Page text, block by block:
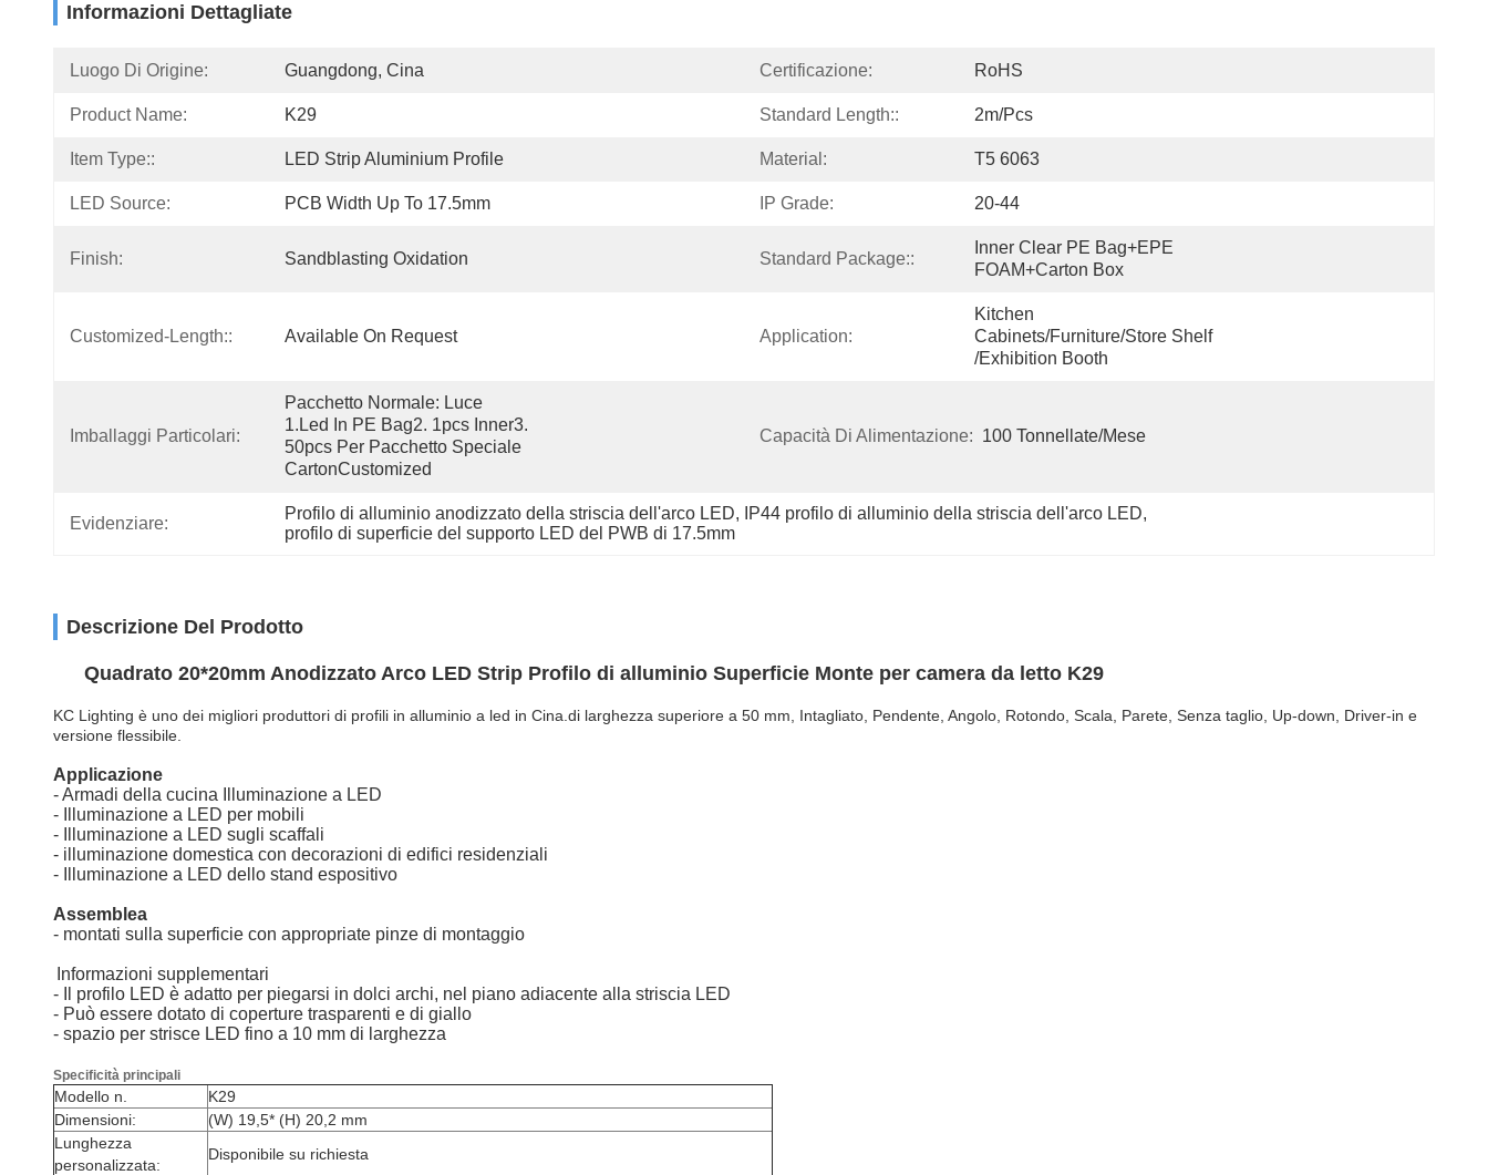
Informazioni Dettagliate
Luogo Di Origine: Guangdong, Cina Certificazione: RoHS
Product Name: K29 Standard Length:: 2m/pcs
Item Type:: LED Strip Aluminium Profile Material: T5 6063
LED Source: PCB Width Up To 17.5mm IP Grade: 20-44
Finish: Sandblasting Oxidation Standard Package::
Inner Clear PE Bag+EPE
FOAM+Carton Box
Customized-Length:: Available On Request Application:
Kitchen
Cabinets/Furniture/Store Shelf
/Exhibition Booth
Imballaggi Particolari:
Pacchetto Normale: Luce
1.led In PE Bag2. 1pcs Inner3.
50pcs Per Pacchetto Speciale
CartonCustomized
Capacità Di Alimentazione: 100 Tonnellate/mese
Evidenziare:
Profilo di alluminio anodizzato della striscia dell'arco LED, IP44 profilo di alluminio della striscia dell'arco LED,
profilo di superficie del supporto LED del PWB di 17.5mm
Descrizione Del Prodotto
Quadrato 20*20mm Anodizzato Arco LED Strip Profilo di alluminio Superficie Monte per camera da letto K29
KC Lighting è uno dei migliori produttori di profili in alluminio a led in Cina.di larghezza superiore a 50 mm, Intagliato, Pendente, Angolo, Rotondo, Scala, Parete, Senza taglio, Up-down, Driver-in e
versione flessibile.
Applicazione
- Armadi della cucina Illuminazione a LED
- Illuminazione a LED per mobili
- Illuminazione a LED sugli scaffali
- illuminazione domestica con decorazioni di edifici residenziali
- Illuminazione a LED dello stand espositivo
Assemblea
- montati sulla superficie con appropriate pinze di montaggio
Informazioni supplementari
- Il profilo LED è adatto per piegarsi in dolci archi, nel piano adiacente alla striscia LED
- Può essere dotato di coperture trasparenti e di giallo
- spazio per strisce LED fino a 10 mm di larghezza
Specificità principali
Modello n.
K29
Dimensioni:
(W) 19,5* (H) 20,2 mm
Lunghezza
personalizzata:
Disponibile su richiesta